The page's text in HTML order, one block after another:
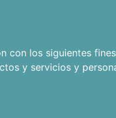
con los siguientes
y servicios y